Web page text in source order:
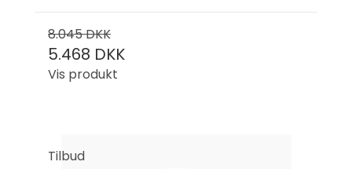
8.045 DKK
5.468 DKK
Vis produkt
Tilbud